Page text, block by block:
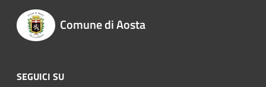
Comune di Aosta
SEGUICI SU